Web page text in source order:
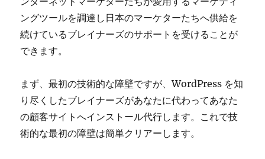
ングツールを調達し日本のマーケターたちへ供給を
続けているブレイナーズのサポートを受けることが
できます。
まず、最初の技術的な障壁ですが、WordPress を知
り尽くしたブレイナーズがあなたに代わってあなた
の顧客サイトへインストール代行します。これで技
術的な最初の障壁は簡単クリアーします。